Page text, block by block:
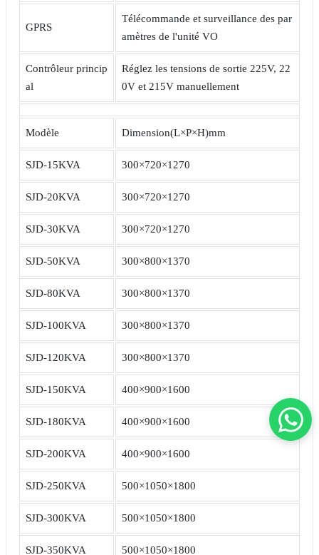
GPRS
Télécommande et surveillance des par
amètres de l'unité VO
Contrôleur princip
al
Réglez les tensions de sortie 225V, 22
0V et 215V manuellement
Modèle Dimension(L×P×H)mm
SJD-15KVA 300×720×1270
SJD-20KVA 300×720×1270
SJD-30KVA 300×720×1270
SJD-50KVA 300×800×1370
SJD-80KVA 300×800×1370
SJD-100KVA 300×800×1370
SJD-120KVA 300×800×1370
SJD-150KVA 400×900×1600
SJD-180KVA 400×900×1600
SJD-200KVA 400×900×1600
SJD-250KVA 500×1050×1800
SJD-300KVA 500×1050×1800
SJD-350KVA 500×1050×1800